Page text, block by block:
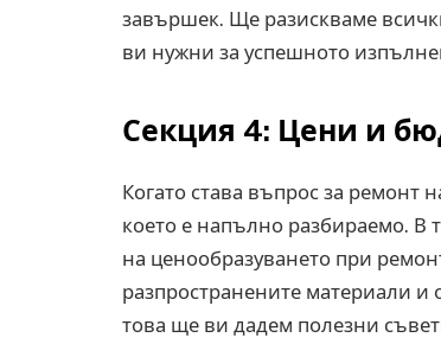
завършек. Ще разискваме
ви нужни за успешното
Секция 4: Цени и
Когато става въпрос за ремонт
което е напълно разбираемо. В
на ценообразуването при
разпространените материали и
това ще ви дадем полезни